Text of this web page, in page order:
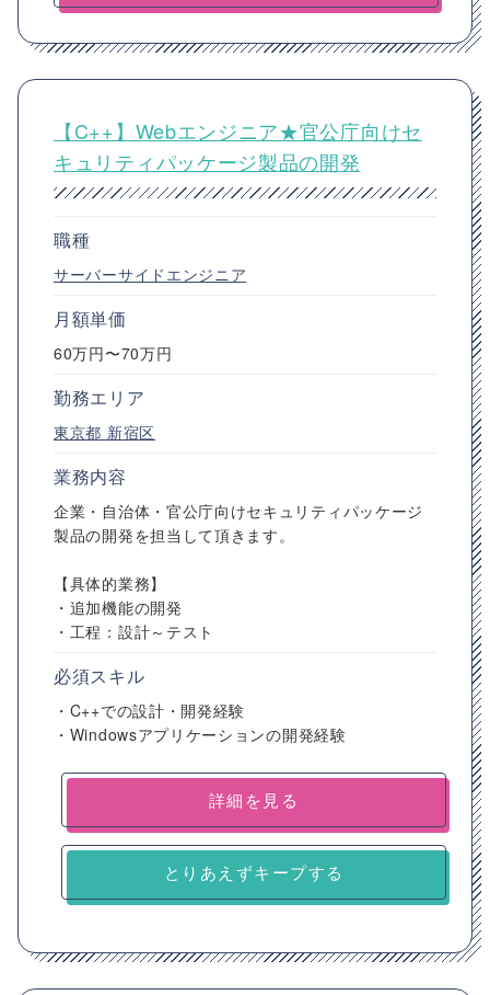
【C++】Webエンジニア★官公庁向けセ
キュリティパッケージ製品の開発
職種
サーバーサイドエンジニア
月額単価
60万円〜70万円
勤務エリア
東京都 新宿区
業務内容
企業・自治体・官公庁向けセキュリティパッケージ
製品の開発を担当して頂きます。
【具体的業務】
・追加機能の開発
・工程：設計～テスト
必須スキル
・C++での設計・開発経験
・Windowsアプリケーションの開発経験
詳細を見る
とりあえずキープする